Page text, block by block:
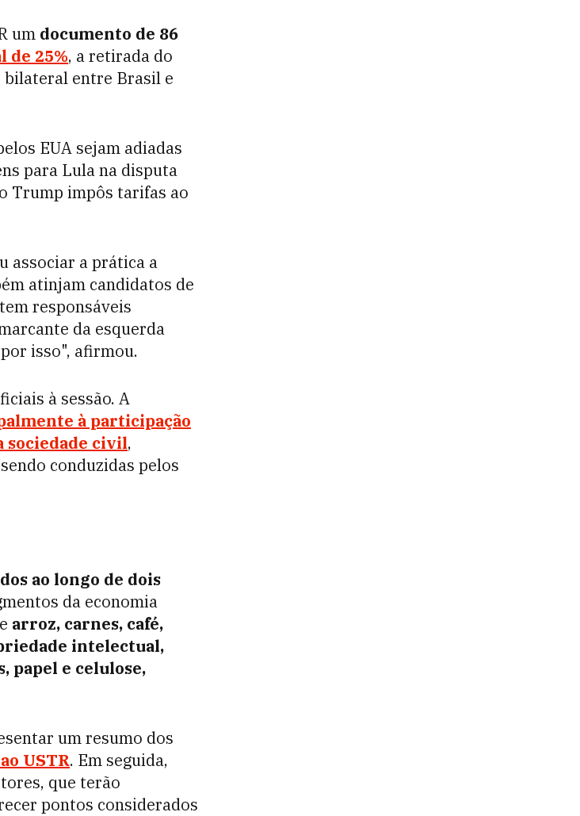
um documento de 86
de 25%, a retirada do
bilateral entre Brasil e
EUA sejam adiadas
para Lula na disputa
Trump impôs tarifas ao
associar a prática a
atinjam candidatos de
responsáveis
da esquerda
isso", afirmou.
à sessão. A
à participação
sociedade civil,
conduzidas pelos
ao longo de dois
da economia
arroz, carnes, café,
intelectual,
papel e celulose,
um resumo dos
USTR. Em seguida,
que terão
pontos considerados